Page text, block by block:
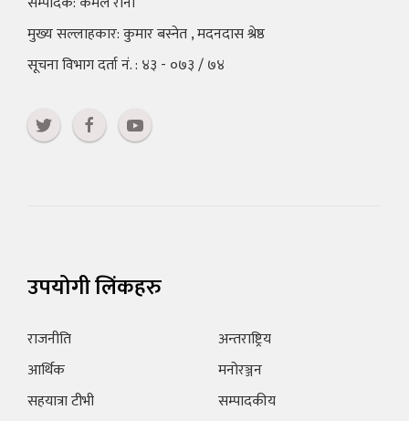
मुख्य सल्लाहकार: कुमार बस्नेत , मदनदास श्रेष्ठ
सूचना विभाग दर्ता नं. : ४३ - ०७३ / ७४
उपयोगी लिंकहरु
राजनीति
आर्थिक
सहयात्रा टीभी
अन्तराष्ट्रिय
मनोरञ्जन
सम्पादकीय